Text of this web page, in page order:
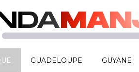
GUADELOUPE GUYANE